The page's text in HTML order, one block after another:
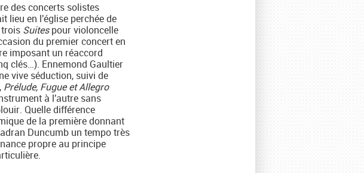
des concerts solistes
lieu en l'église perchée de
Suitespour violoncelle
du premier concert en
imposant un réaccord
clés…). Ennemond Gaultier
vive séduction, suivi de
Prélude, Fugue et Allegro
à l'autre sans
Quelle différence
de la première donnant
Duncumb un tempo très
propre au principe